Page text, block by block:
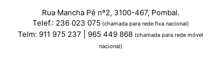
Rua Mancha Pé nº2, 3100-467, Pombal.
Telef.: 236 023 075 (chamada para rede fixa nacional)
Telm: 911 975 237 | 965 449 868 (chamada para rede móvel
nacional)